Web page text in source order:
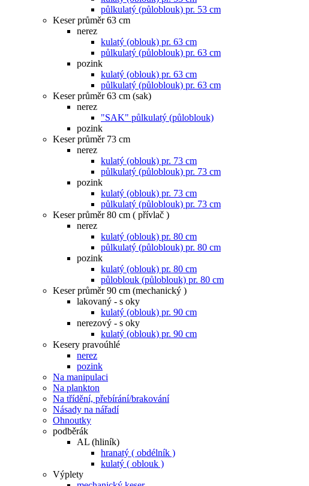
půlkulatý (půloblouk) pr. 53 cm
Keser průměr 63 cm
nerez
kulatý (oblouk) pr. 63 cm
půlkulatý (půloblouk) pr. 63 cm
pozink
kulatý (oblouk) pr. 63 cm
půlkulatý (půloblouk) pr. 63 cm
Keser průměr 63 cm (sak)
nerez
"SAK" půlkulatý (půloblouk)
pozink
Keser průměr 73 cm
nerez
kulatý (oblouk) pr. 73 cm
půlkulatý (půloblouk) pr. 73 cm
pozink
kulatý (oblouk) pr. 73 cm
půlkulatý (půloblouk) pr. 73 cm
Keser průměr 80 cm ( přívlač )
nerez
kulatý (oblouk) pr. 80 cm
půlkulatý (půloblouk) pr. 80 cm
pozink
kulatý (oblouk) pr. 80 cm
půloblouk (půloblouk) pr. 80 cm
Keser průměr 90 cm (mechanický )
lakovaný - s oky
kulatý (oblouk) pr. 90 cm
nerezový - s oky
kulatý (oblouk) pr. 90 cm
Kesery pravoúhlé
nerez
pozink
Na manipulaci
Na plankton
Na třídění, přebírání/brakování
Násady na nářadí
Ohnoutky
podběrák
AL (hliník)
hranatý ( obdélník )
kulatý ( oblouk )
Výplety